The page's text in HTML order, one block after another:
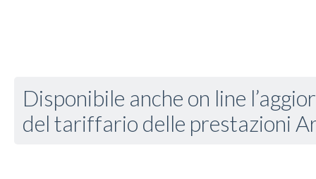
Disponibile anche on line
del tariffario delle prestazioni